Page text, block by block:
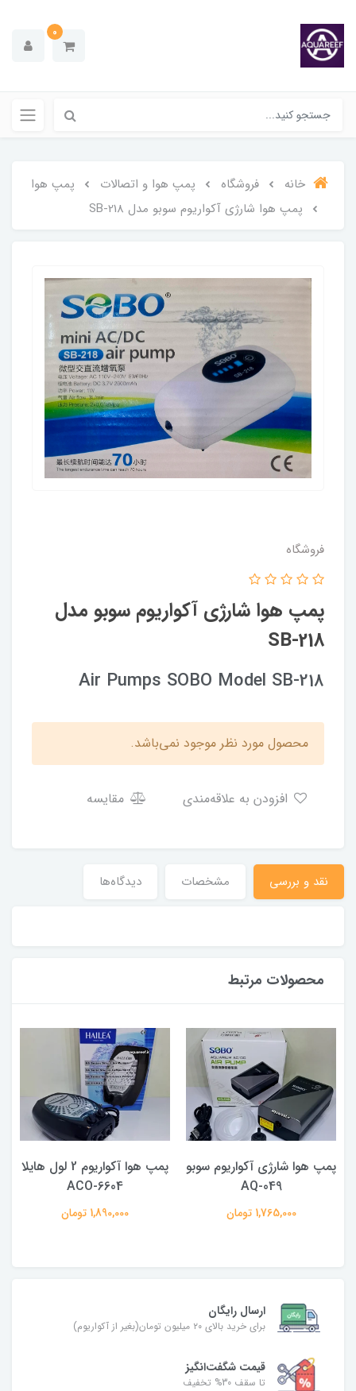
0
خانه فروشگاه پمپ هوا و اتصالات
پمپ هوا
پمپ هوا شارژی آکواریوم سوبو مدل SB-218
فروشگاه
پمپ هوا شارژی آکواریوم سوبو مدل
SB-218
Air Pumps SOBO Model SB-218
محصول مورد نظر موجود نمی‌باشد.
مقایسه
نقد و بررسی مشخصات دیدگاه‌ها
محصولات مرتبط
پمپ هوا شارژی آکواریوم سوبو
AQ-049
1,765,000 تومان
پمپ هوا آکواریوم 2 لول هایلا
ACO-6604
1,890,000 تومان
ارسال رایگان
برای خرید بالای ۲۰ میلیون تومان(بغیر از آکواریوم)
قیمت شگفت‌انگیز
تا سقف 30% تخفیف